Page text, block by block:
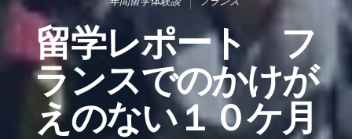
留学レポート フ
ランスでのかけが
えのない１０ケ月